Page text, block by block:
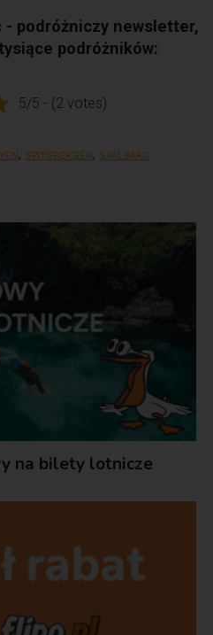
- podróżniczy newsletter,
podróżników:
5/5 - (2 votes)
, SPITSBERGEN , SVALBARD
na bilety lotnicze